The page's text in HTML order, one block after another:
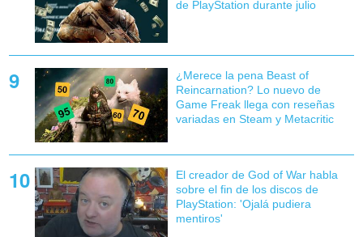
de PlayStation durante julio
¿Merece la pena Beast of
Reincarnation? Lo nuevo de
Game Freak llega con reseñas
variadas en Steam y Metacritic
El creador de God of War habla
sobre el fin de los discos de
PlayStation: 'Ojalá pudiera
mentiros'